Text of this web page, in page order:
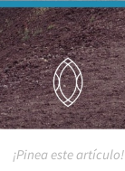
¡Pinea este artículo!